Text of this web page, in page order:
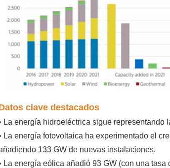
clave destacados
La energía hidroeléctrica sigue representando
La energía fotovoltaica ha experimentado el
133 GW de nuevas instalaciones.
La energía eólica añadió 93 GW (con una tasa